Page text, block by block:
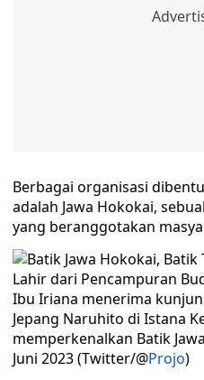
Berbagai organisasi
adalah Jawa Hokokai,
yang beranggotakan
Ibu Iriana menerima
Jepang Naruhito di Istana
memperkenalkan Batik
Juni 2023 (Twitter/@Projo)